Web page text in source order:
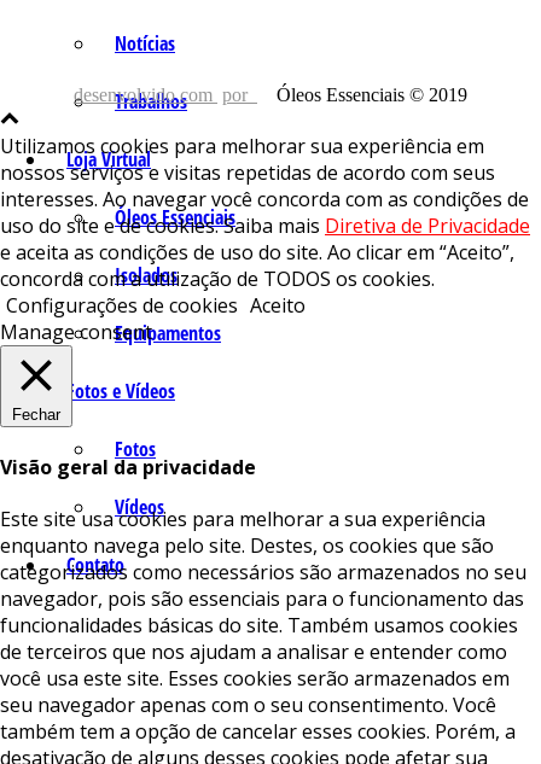
Notícias
Trabalhos
Loja Virtual
Óleos Essenciais
Isolados
Equipamentos
Fotos e Vídeos
Fotos
Vídeos
Contato
desenvolvido com por Óleos Essenciais © 2019
Utilizamos cookies para melhorar sua experiência em
nossos serviços e visitas repetidas de acordo com seus
interesses. Ao navegar você concorda com as condições de
uso do site e de cookies. Saiba mais Diretiva de Privacidade
e aceita as condições de uso do site. Ao clicar em “Aceito”,
concorda com a utilização de TODOS os cookies.
Configurações de cookies Aceito
Manage consent
Fechar
Visão geral da privacidade
Este site usa cookies para melhorar a sua experiência
enquanto navega pelo site. Destes, os cookies que são
categorizados como necessários são armazenados no seu
navegador, pois são essenciais para o funcionamento das
funcionalidades básicas do site. Também usamos cookies
de terceiros que nos ajudam a analisar e entender como
você usa este site. Esses cookies serão armazenados em
seu navegador apenas com o seu consentimento. Você
também tem a opção de cancelar esses cookies. Porém, a
desativação de alguns desses cookies pode afetar sua